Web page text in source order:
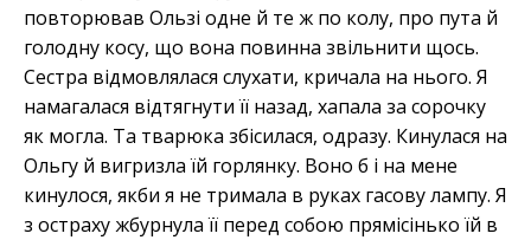
повторював Ользі одне й те ж по колу, про пута й
голодну косу, що вона повинна звільнити щось.
Сестра відмовлялася слухати, кричала на нього. Я
намагалася відтягнути її назад, хапала за сорочку
як могла. Та тварюка збісилася, одразу. Кинулася на
Ольгу й вигризла їй горлянку. Воно б і на мене
кинулося, якби я не тримала в руках гасову лампу. Я
з остраху жбурнула її перед собою прямісінько їй в